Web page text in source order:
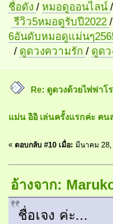
ชื่อดัง / หมอดูออนไลน์
รีวิว5หมอดูรับปี2022
6อันดับหมอดูแม่นๆ
/ ดูดวงความรัก / ดูด
Re: ดูดวงด้วยไพ่ฟา
แม่น อิอิ เล่นครั้งแรกค่ะ คน
« ตอบกลับ #10 เมื่อ: มีนาคม 28,
อ้างจาก:
ชื่อเจง ค่ะ...